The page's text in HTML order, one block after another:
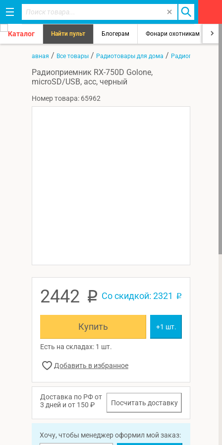
Каталог Найти пульт Блогерам Фонари охотникам
Главная / Все товары / Радиотовары для дома / Радиоприемники
Радиоприемник RX-750D Golone,
microSD/USB, acc, черный
Номер товара: 65962
2442 p Со скидкой: 2321 p
Купить +1 шт.
Есть на складах: 1 шт.
Доставка по РФ от
3 дней и от 150 ₽
Посчитать доставку
Хочу, чтобы менеджер оформил мой заказ: